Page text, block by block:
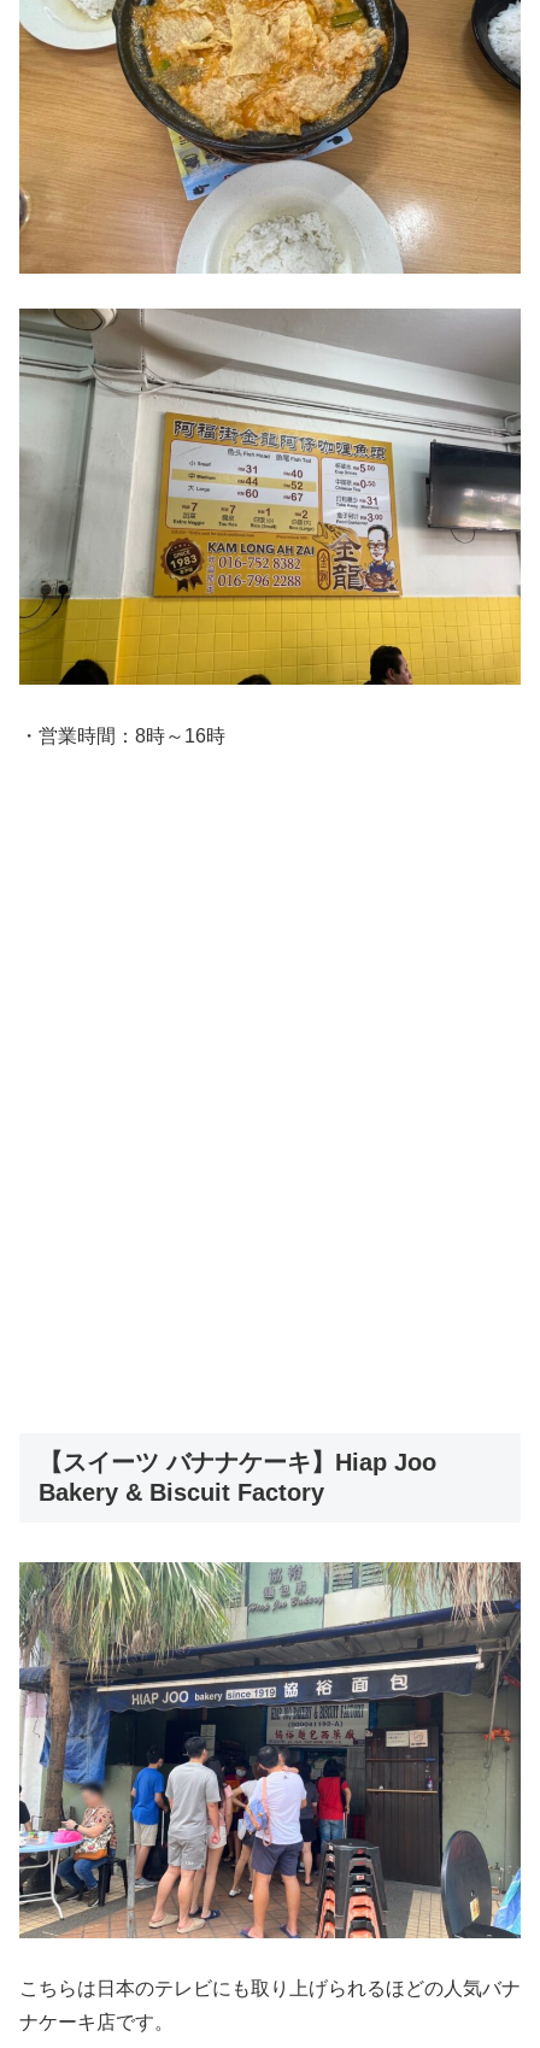
・営業時間：8時～16時
【スイーツ バナナケーキ】Hiap Joo
Bakery & Biscuit Factory
こちらは日本のテレビにも取り上げられるほどの人気バナ
ナケーキ店です。